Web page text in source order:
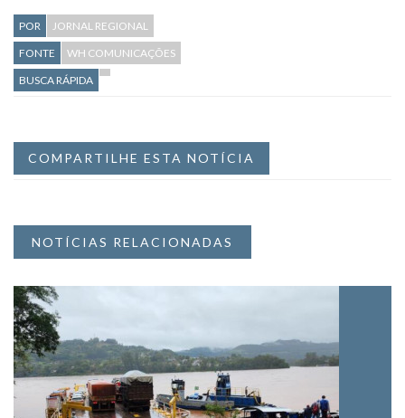
POR
JORNAL REGIONAL
FONTE
WH COMUNICAÇÕES
BUSCA RÁPIDA
COMPARTILHE ESTA NOTÍCIA
NOTÍCIAS RELACIONADAS